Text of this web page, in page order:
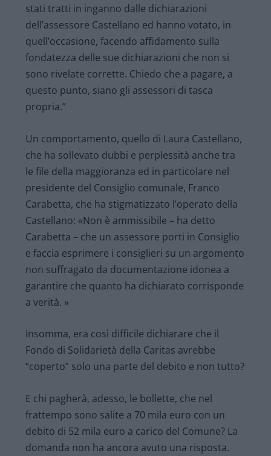
stati tratti in inganno dalle dichiarazioni
dell’assessore Castellano ed hanno votato, in
quell’occasione, facendo affidamento sulla
fondatezza delle sue dichiarazioni che non si
sono rivelate corrette. Chiedo che a pagare, a
questo punto, siano gli assessori di tasca
propria.”
Un comportamento, quello di Laura Castellano,
che ha sollevato dubbi e perplessità anche tra
le file della maggioranza ed in particolare nel
presidente del Consiglio comunale, Franco
Carabetta, che ha stigmatizzato l’operato della
Castellano: «Non è ammissibile – ha detto
Carabetta – che un assessore porti in Consiglio
e faccia esprimere i consiglieri su un argomento
non suffragato da documentazione idonea a
garantire che quanto ha dichiarato corrisponde
a verità. »
Insomma, era così difficile dichiarare che il
Fondo di Solidarietà della Caritas avrebbe
“coperto” solo una parte del debito e non tutto?
E chi pagherà, adesso, le bollette, che nel
frattempo sono salite a 70 mila euro con un
debito di 52 mila euro a carico del Comune? La
domanda non ha ancora avuto una risposta.